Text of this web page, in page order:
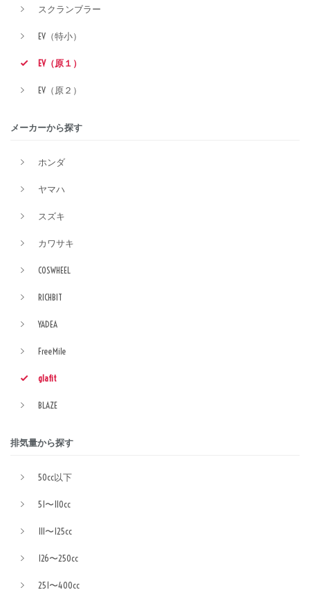
スクランブラー
EV（特小）
EV（原１）
EV（原２）
メーカーから探す
ホンダ
ヤマハ
スズキ
カワサキ
COSWHEEL
RICHBIT
YADEA
FreeMile
glafit
BLAZE
排気量から探す
50cc以下
51〜110cc
111〜125cc
126〜250cc
251〜400cc